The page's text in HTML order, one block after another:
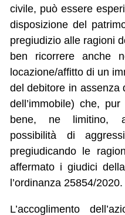
civile, può essere
disposizione del
pregiudizio alle ragioni
ben ricorrere anche
locazione/affitto di un
del debitore in assenza
dell’immobile) che,
bene, ne limitino,
possibilità di
pregiudicando le
affermato i giudici
l’ordinanza 25854/2020.
L’accoglimento